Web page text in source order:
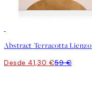
Abstract Terracotta Lienzo
Desde 41,30 €59 €